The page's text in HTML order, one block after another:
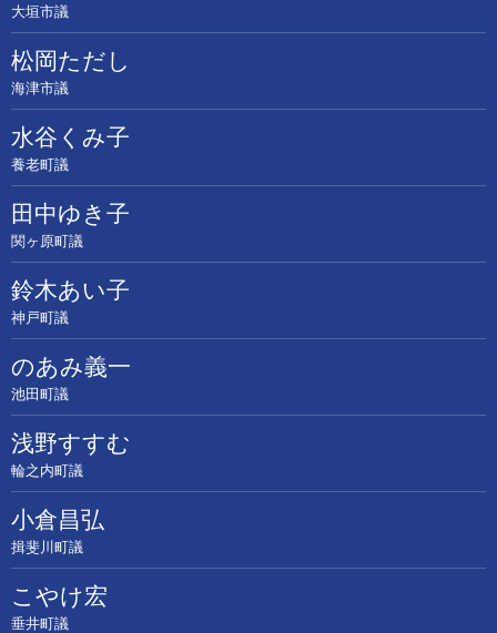
大垣市議
松岡ただし
海津市議
水谷くみ子
養老町議
田中ゆき子
関ヶ原町議
鈴木あい子
神戸町議
のあみ義一
池田町議
浅野すすむ
輪之内町議
小倉昌弘
揖斐川町議
こやけ宏
垂井町議